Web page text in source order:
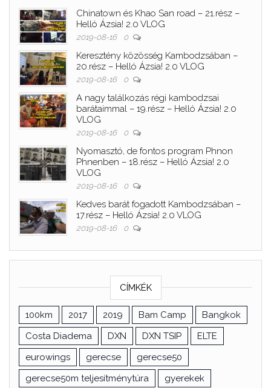
Chinatown és Khao San road – 21.rész –
Helló Ázsia! 2.0 VLOG
2019-08-16 0
Keresztény közösség Kambodzsában –
20.rész – Helló Ázsia! 2.0 VLOG
2019-08-16 0
A nagy találkozás régi kambodzsai
barátaimmal – 19.rész – Helló Ázsia! 2.0
VLOG
2019-08-16 0
Nyomasztó, de fontos program Phnon
Phnenben – 18.rész – Helló Ázsia! 2.0
VLOG
2019-08-16 0
Kedves barát fogadott Kambodzsában –
17.rész – Helló Ázsia! 2.0 VLOG
2019-08-16 0
CÍMKÉK
100km 2017 2019 Bam Camp
Bangkok
Costa Diadema
DXN DXN TSIP
ELTE
eurowings
gerecse
gerecse50
gerecse50m teljesítménytúra
gyerekek